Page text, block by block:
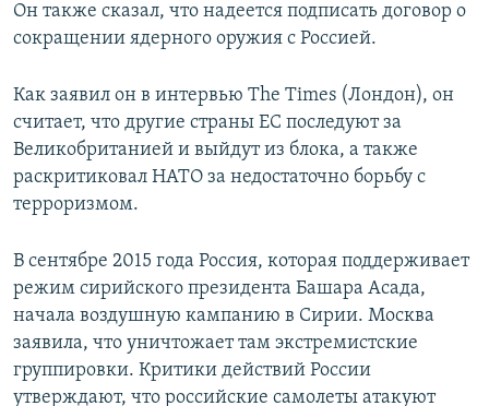
Он также сказал, что надеется подписать договор о
сокращении ядерного оружия с Россией.
Как заявил он в интервью The Times (Лондон), он
считает, что другие страны ЕС последуют за
Великобританией и выйдут из блока, а также
раскритиковал НАТО за недостаточно борьбу с
терроризмом.
В сентябре 2015 года Россия, которая поддерживает
режим сирийского президента Башара Асада,
начала воздушную кампанию в Сирии. Москва
заявила, что уничтожает там экстремистские
группировки. Критики действий России
утверждают, что российские самолеты атакуют